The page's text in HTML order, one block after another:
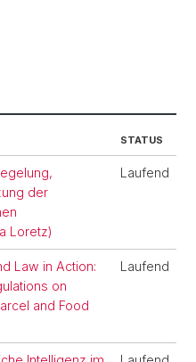
STATUS
der
Loretz)
Laufend
Law in Action:
on
and Food
Laufend